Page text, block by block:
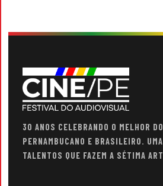
30 ANOS CELEBRANDO O MELHOR
PERNAMBUCANO E BRASILEIRO.
TALENTOS QUE FAZEM A SÉTIMA